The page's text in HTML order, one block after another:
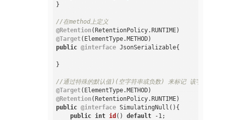
}
//在method上定义
@Retention
@Target
public @interface JsonSerializable{
}
//通过特殊的默认值)(空字符串或负数) 来标记 该字段缺失
@Target
@Retention
public @interface SimulatingNull(){
public int id () default -1 ;